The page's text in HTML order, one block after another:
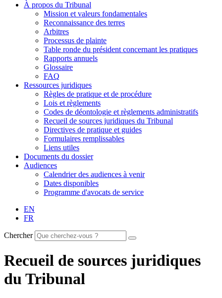
À propos du Tribunal
Mission et valeurs fondamentales
Reconnaissance des terres
Arbitres
Processus de plainte
Table ronde du président concernant les pratiques
Rapports annuels
Glossaire
FAQ
Ressources juridiques
Règles de pratique et de procédure
Lois et règlements
Codes de déontologie et règlements administratifs
Recueil de sources juridiques du Tribunal
Directives de pratique et guides
Formulaires remplissables
Liens utiles
Documents du dossier
Audiences
Calendrier des audiences à venir
Dates disponibles
Programme d'avocats de service
EN
FR
Chercher
Recueil de sources juridiques
du Tribunal